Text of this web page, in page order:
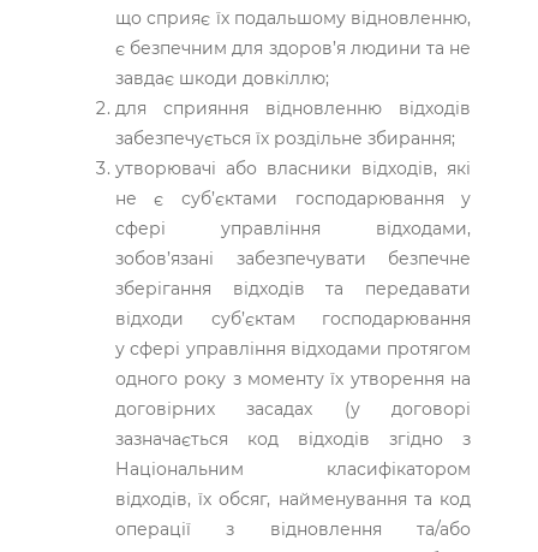
що сприяє їх подальшому відновленню,
є безпечним для здоров’я людини та не
завдає шкоди довкіллю;
для сприяння відновленню відходів
забезпечується їх роздільне збирання;
утворювачі або власники відходів, які
не є суб’єктами господарювання у
сфері управління відходами,
зобов’язані забезпечувати безпечне
зберігання відходів та передавати
відходи суб’єктам господарювання
у сфері управління відходами протягом
одного року з моменту їх утворення на
договірних засадах (у договорі
зазначається код відходів згідно з
Національним класифікатором
відходів, їх обсяг, найменування та код
операції з відновлення та/або